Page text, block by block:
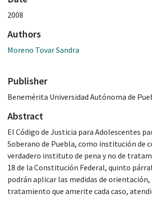
2008
Authors
Moreno Tovar Sandra
Publisher
Benemérita Universidad Autónoma de
Abstract
El Código de Justicia para Adolescentes
Soberano de Puebla, como institución de
verdadero instituto de pena y no de
18 de la Constitución Federal, quinto
podrán aplicar las medidas de
tratamiento que amerite cada caso,